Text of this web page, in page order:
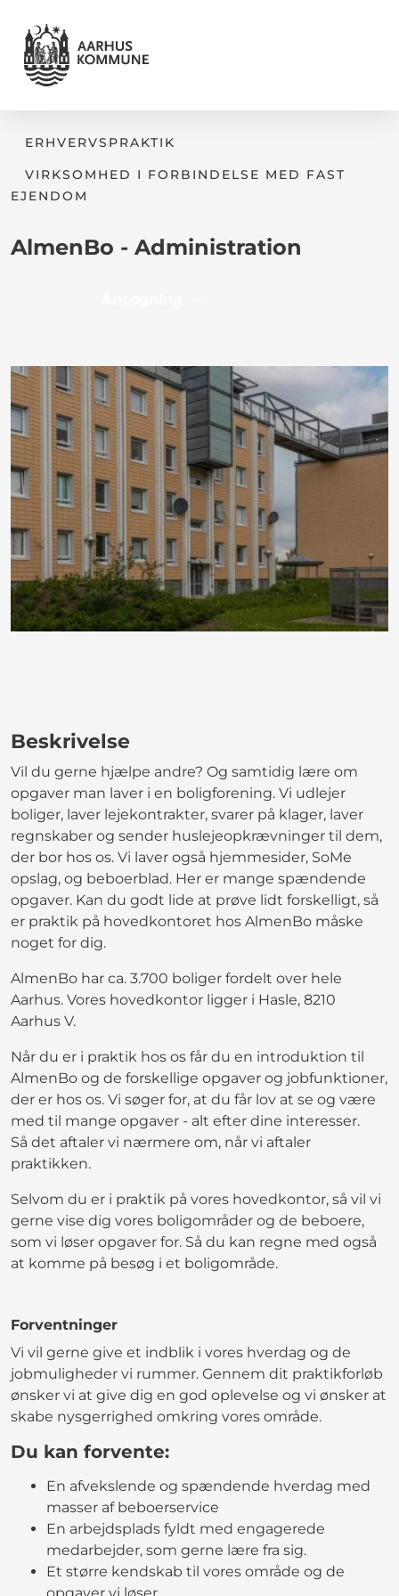
ERHVERVSPRAKTIK
VIRKSOMHED I FORBINDELSE MED FAST
EJENDOM
AlmenBo - Administration
Beskrivelse
Vil du gerne hjælpe andre? Og samtidig lære om
opgaver man laver i en boligforening. Vi udlejer
boliger, laver lejekontrakter, svarer på klager, laver
regnskaber og sender huslejeopkrævninger til dem,
der bor hos os. Vi laver også hjemmesider, SoMe
opslag, og beboerblad. Her er mange spændende
opgaver. Kan du godt lide at prøve lidt forskelligt, så
er praktik på hovedkontoret hos AlmenBo måske
noget for dig.
AlmenBo har ca. 3.700 boliger fordelt over hele
Aarhus. Vores hovedkontor ligger i Hasle, 8210
Aarhus V.
Når du er i praktik hos os får du en introduktion til
AlmenBo og de forskellige opgaver og jobfunktioner,
der er hos os. Vi søger for, at du får lov at se og være
med til mange opgaver - alt efter dine interesser.
Så det aftaler vi nærmere om, når vi aftaler
praktikken.
Selvom du er i praktik på vores hovedkontor, så vil vi
gerne vise dig vores boligområder og de beboere,
som vi løser opgaver for. Så du kan regne med også
at komme på besøg i et boligområde.
Forventninger
Vi vil gerne give et indblik i vores hverdag og de
jobmuligheder vi rummer. Gennem dit praktikforløb
ønsker vi at give dig en god oplevelse og vi ønsker at
skabe nysgerrighed omkring vores område.
Du kan forvente:
En afvekslende og spændende hverdag med
masser af beboerservice
En arbejdsplads fyldt med engagerede
medarbejder, som gerne lære fra sig.
Et større kendskab til vores område og de
opgaver vi løser